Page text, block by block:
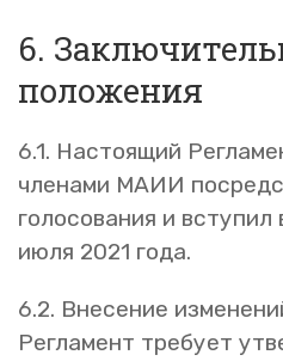
6.
положения
6.1. Настоящий
членами МАИИ
голосования и
июля 2021 года.
6.2. Внесение
Регламент требует